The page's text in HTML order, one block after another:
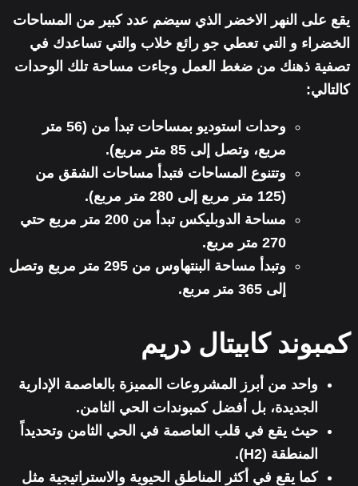
يقع على النهر الاخضر الذي سيضم عدد كبير من المساحات
الخضراء و التي تعطي جو رائع خلاب والتي تساعدك في
تصفية ذهنك من ضغط العمل وجاءت مساحة تلك الوحدات
كالتالي:
وحدات استوديو بمساحات تبدأ من (56 متر
مربع، وتصل إلى 85 متر مربع).
وتتنوع المساحات فتبدأ مساحات الشقق من
(125 متر مربع إلى 280 متر مربع).
مساحة الدوبليكس تبدأ من 200 متر مربع حتي
270 متر مربع.
وتبدأ مساحة البنتهاوس من 295 متر مربع وتصل
إلى 365 متر مربع.
كمبوند كابيتال دريم
واحد من أبرز المشروعات المميزة بالعاصمة الإدارية
الجديدة، بل أفضل كمبوندات الحي الثامن.
حيث يقع في قلب العاصمة في الحي الثامن وتحديداً
المنطقة (H2).
كما يقع في أكثر المناطق الحيوية والاستراتيجية مثل